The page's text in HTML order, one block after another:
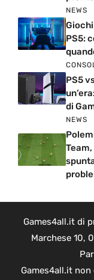
NEWS
PS5:
PS5
di
NEWS
Games4all.it di
Marchese 10,
Games4all.it